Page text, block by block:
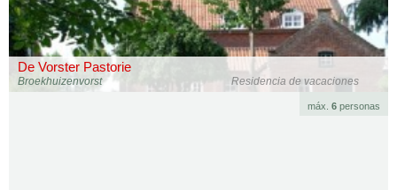
De Vorster Pastorie
Residencia de vacaciones
Broekhuizenvorst
máx. 6 personas